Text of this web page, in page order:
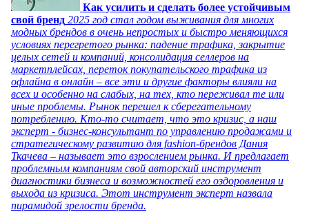
Как усилить и сделать более устойчивым
свой бренд 2025 год стал годом выживания для многих
модных брендов в очень непростых и быстро меняющихся
условиях перегретого рынка: падение трафика, закрытие
целых сетей и компаний, консолидация селлеров на
маркетплейсах, переток покупательского трафика из
офлайна в онлайн – все эти и другие факторы влияли на
всех и особенно на слабых, на тех, кто переживал те или
иные проблемы. Рынок перешел к сберегательному
потреблению. Кто-то считает, что это кризис, а наш
эксперт - бизнес-консультант по управлению продажами и
стратегическому развитию для fashion-брендов Дания
Ткачева – называет это взрослением рынка. И предлагает
проблемным компаниям свой авторский инструмент
диагностики бизнеса и возможностей его оздоровления и
выхода из кризиса. Этот инструмент эксперт назвала
пирамидой зрелости бренда.